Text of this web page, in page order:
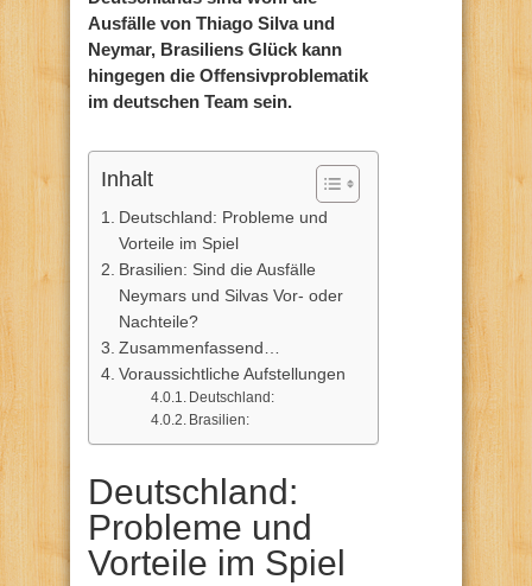
Ausfälle von Thiago Silva und
Neymar, Brasiliens Glück kann
hingegen die Offensivproblematik
im deutschen Team sein.
Inhalt
Deutschland: Probleme und
Vorteile im Spiel
Brasilien: Sind die Ausfälle
Neymars und Silvas Vor- oder
Nachteile?
Zusammenfassend…
Voraussichtliche Aufstellungen
Deutschland:
Brasilien:
Deutschland:
Probleme und
Vorteile im Spiel